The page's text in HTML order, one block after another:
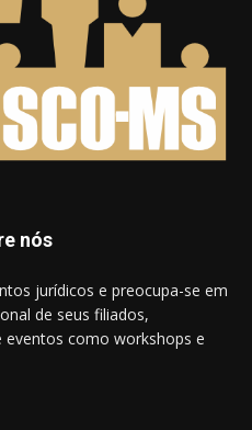
nós
jurídicos e preocupa-se em
de seus filiados,
como workshops e